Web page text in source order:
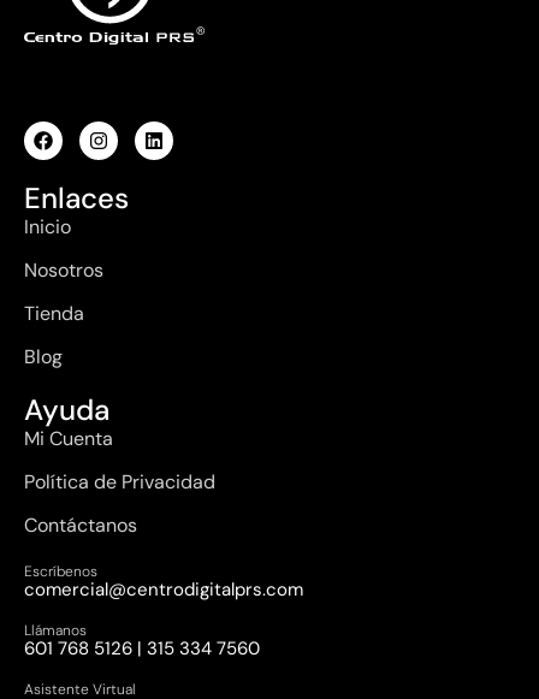
Enlaces
Inicio
Nosotros
Tienda
Blog
Ayuda
Mi Cuenta
Política de Privacidad
Contáctanos
Escríbenos
comercial@centrodigitalprs.com
Llámanos
601 768 5126 | 315 334 7560
Asistente Virtual